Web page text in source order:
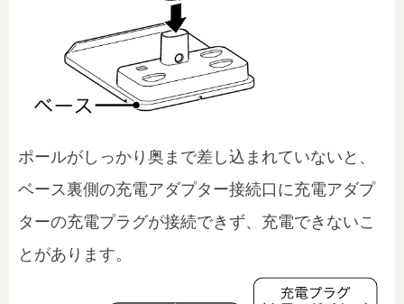
ポールがしっかり奥まで差し込まれていないと、
ベース裏側の充電アダプター接続口に充電アダプ
ターの充電プラグが接続できず、充電できないこ
とがあります。